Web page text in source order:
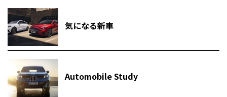
気になる新車
Automobile Study